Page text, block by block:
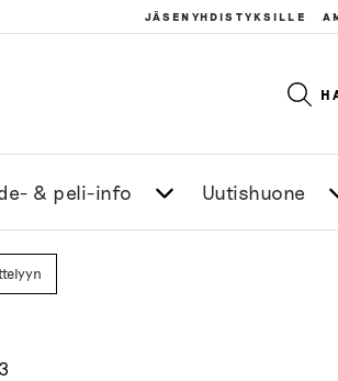
JÄSENYHDISTYKSILLE
& peli-info Uutishuone